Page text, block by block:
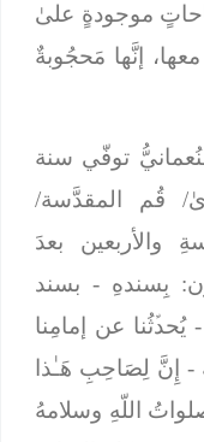
موجودةٍ علىٰ
إنَّها مَحجُوبةٌ
توفّي سنة
قُم المقدَّسة/
والأربعين بعدَ
: بِسندهِ- بسند
عن إمامِنا
-إِنَّ لِصَاحِبِ هَـٰذا
اللّهِ وسلامهُ